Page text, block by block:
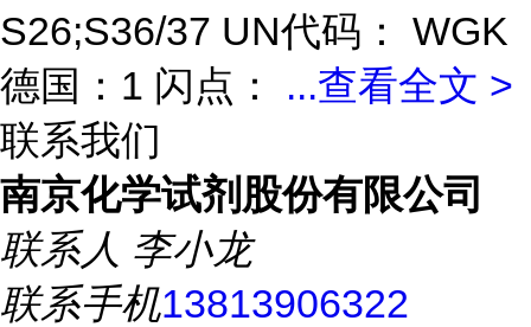
S26;S36/37 UN代码： WGK
德国：1 闪点： ...查看全文 >
联系我们
南京化学试剂股份有限公司
联系人 李小龙
联系手机13813906322